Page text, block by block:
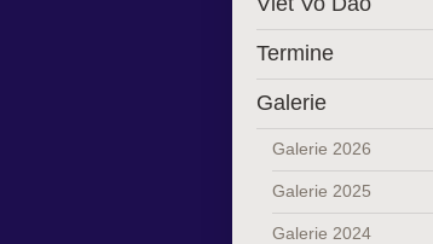
Termine
Galerie
Galerie 2026
Galerie 2025
Galerie 2024